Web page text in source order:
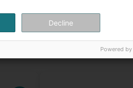
Decline
Powered by